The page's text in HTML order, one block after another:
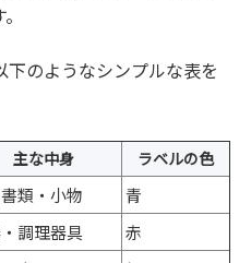
のようなシンプルな表を
主な中身 ラベルの色
類・小物
青
調理器具
赤